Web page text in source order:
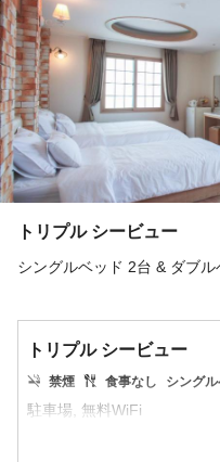
トリプル シービュー
シングルベッド 2台 & ダブル
トリプル シービュー
禁煙 食事なし シング